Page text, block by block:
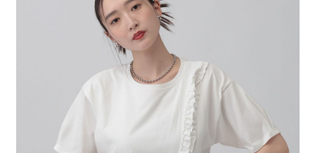
2.透過簡訊連結打開帳單後，可選擇「超商條碼／台灣大直營門市／銀行轉
帳／街口支付／iPASS MONEY」等通路繳費。
1.本服務係由「台灣大哥大股份有限公司」（以下簡稱本公司）所提供，讓
用戶於交易時，得透過本服務購買商品或服務，並由商店將買賣／分期付款
買賣價金債權讓與本公司後，依約使用本公司帳單繳交帳款。
2.基於同意付款使用「大哥付你分期」之契約關係目的，商店將以您的個人
資料（包含姓名、電話或地址）提供予台灣大哥大進項蒐集、處理及利用，
由本公司與您本人進行分期帳單所需資料之確認、核對及更正。
3.完整用戶服務條款，請詳閱以下連結：
https://oppay.tw/userRule
１．於結帳方式選擇「AFTEE先享後付」後，將跳轉至「AFTEE先享後付」
結帳頁面，進行簡訊認證並確認金額後，即可完成結帳。
２．訂單成立數日內，您將收到繳費通知簡訊。
３．收到繳費通知簡訊後14天內，點擊此簡訊中的連結，可透過四大超商／
ATM／網路銀行／等多元方式進行付款，方視為交易完成。
※ 請注意：結帳手續完成當下不需立刻繳費，但若您需要取消訂單，請聯絡
購買商品的店家。未經商家同意取消之訂單仍視為有效，需透過AFTEE先享
後付繳納相關費用。
※ 交易是否成功請以「AFTEE先享後付 」之結帳頁面顯示為準，若有關於
是否繳費成功／繳費後需取消欲退款等相關疑問，請聯繫「AFTEE先享後付
客戶支援中心」
https://netprotections.freshdesk.com/support/home
每筆NT$80，滿NT$1,500(含以上)免運費
每筆NT$80，滿NT$1,500(含以上)免運費
每筆NT$80，滿NT$1,500(含以上)免運費
每筆NT$80，滿NT$1,500(含以上)免運費